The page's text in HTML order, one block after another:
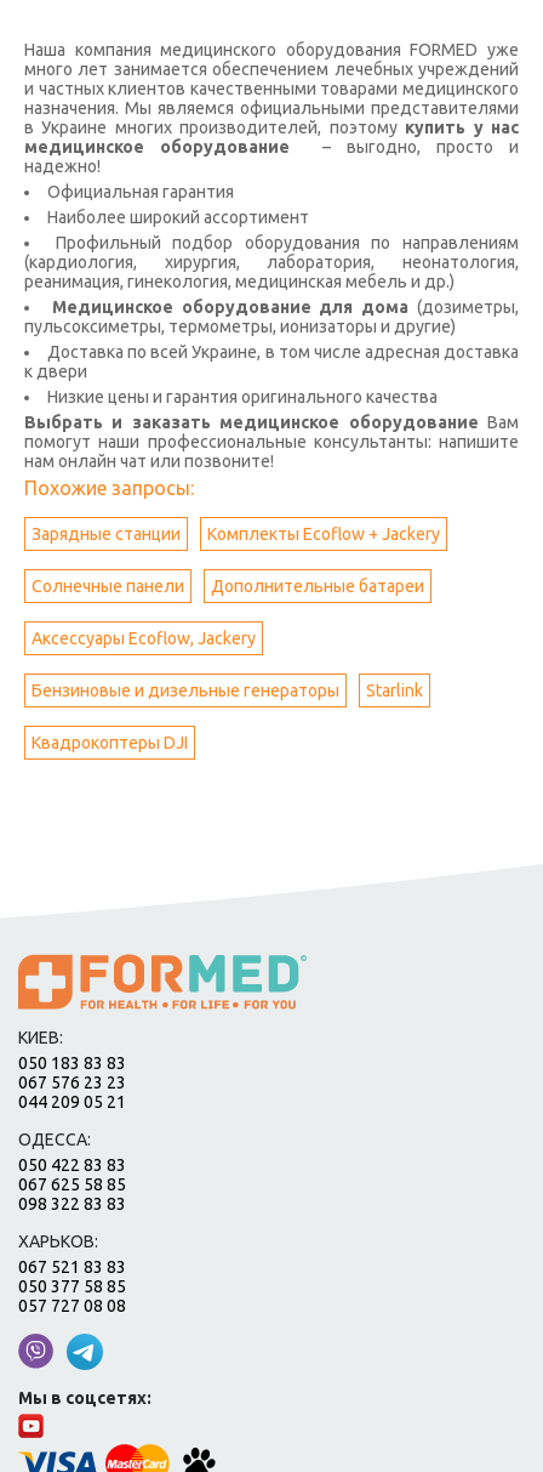
Наша компания медицинского оборудования FORMED уже
много лет занимается обеспечением лечебных учреждений
и частных клиентов качественными товарами медицинского
назначения. Мы являемся официальными представителями
в Украине многих производителей, поэтому купить у нас
медицинское оборудование
– выгодно, просто и
надежно!
Официальная гарантия
Наиболее широкий ассортимент
Профильный подбор оборудования по направлениям
(кардиология, хирургия, лаборатория, неонатология,
реанимация, гинекология, медицинская мебель и др.)
Медицинское оборудование для дома (дозиметры,
пульсоксиметры, термометры, ионизаторы и другие)
Доставка по всей Украине, в том числе адресная доставка
к двери
Низкие цены и гарантия оригинального качества
Выбрать и заказать медицинское оборудование Вам
помогут наши профессиональные консультанты: напишите
нам онлайн чат или позвоните!
Похожие запросы:
Зарядные станции Комплекты Ecoflow + Jackery
Солнечные панели Дополнительные батареи
Аксессуары Ecoflow, Jackery
Бензиновые и дизельные генераторы Starlink
Квадрокоптеры DJI
КИЕВ:
050 183 83 83
067 576 23 23
044 209 05 21
ОДЕССА:
050 422 83 83
067 625 58 85
098 322 83 83
ХАРЬКОВ:
067 521 83 83
050 377 58 85
057 727 08 08
Мы в соцсетях: